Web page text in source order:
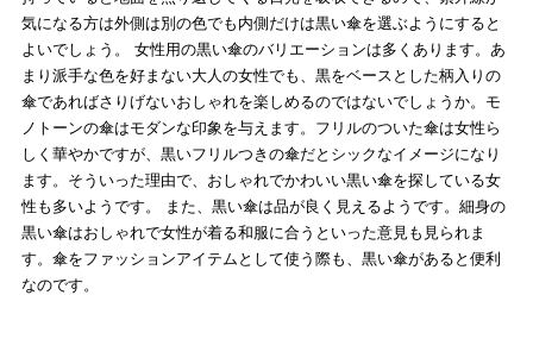
気になる方は外側は別の色でも内側だけは黒い傘を選ぶようにすると
よいでしょう。 女性用の黒い傘のバリエーションは多くあります。あ
まり派手な色を好まない大人の女性でも、黒をベースとした柄入りの
傘であればさりげないおしゃれを楽しめるのではないでしょうか。モ
ノトーンの傘はモダンな印象を与えます。フリルのついた傘は女性ら
しく華やかですが、黒いフリルつきの傘だとシックなイメージになり
ます。そういった理由で、おしゃれでかわいい黒い傘を探している女
性も多いようです。 また、黒い傘は品が良く見えるようです。細身の
黒い傘はおしゃれで女性が着る和服に合うといった意見も見られま
す。傘をファッションアイテムとして使う際も、黒い傘があると便利
なのです。